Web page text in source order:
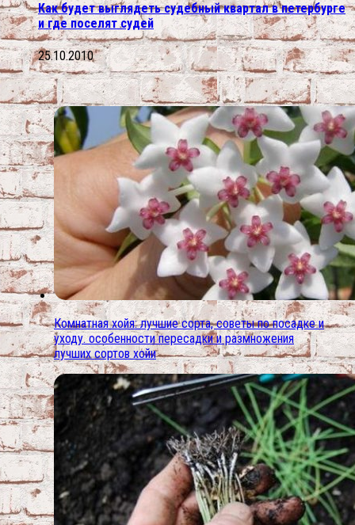
Как будет выглядеть судебный квартал в петербурге
и где поселят судей
25.10.2010
Комнатная хойя: лучшие сорта, советы по посадке и
уходу. особенности пересадки и размножения
лучших сортов хойи